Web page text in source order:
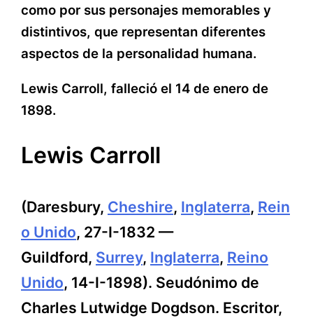
como por sus personajes memorables y
distintivos, que representan diferentes
aspectos de la personalidad humana.
Lewis Carroll, falleció el 14 de enero de
1898.
Lewis Carroll
(Daresbury, Cheshire, Inglaterra, Rein
o Unido, 27-I-1832 —
Guildford, Surrey, Inglaterra, Reino
Unido, 14-I-1898). Seudónimo de
Charles Lutwidge Dogdson. Escritor,